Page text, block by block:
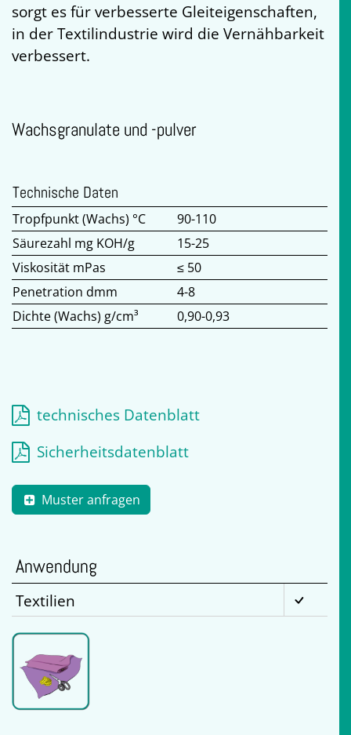
sorgt es für verbesserte Gleiteigenschaften,
in der Textilindustrie wird die Vernähbarkeit
verbessert.
Wachsgranulate und -pulver
Technische Daten
Tropfpunkt (Wachs) °C
90-110
Säurezahl mg KOH/g
15-25
Viskosität mPas
≤ 50
Penetration dmm
4-8
Dichte (Wachs) g/cm³
0,90-0,93
technisches Datenblatt
Sicherheitsdatenblatt
Muster anfragen
Anwendung
Textilien